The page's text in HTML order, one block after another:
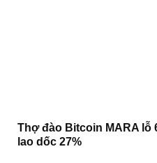
Thợ đào Bitcoin MARA lỗ
lao dốc 27%